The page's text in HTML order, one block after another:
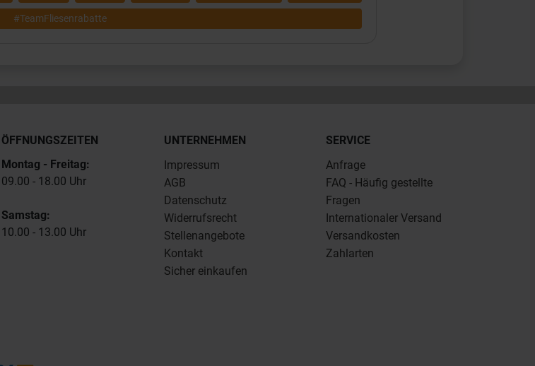
#TeamFliesenrabatte
ÖFFNUNGSZEITEN
Montag - Freitag:
09.00 - 18.00 Uhr
Samstag:
10.00 - 13.00 Uhr
UNTERNEHMEN
Impressum
AGB
Datenschutz
Widerrufsrecht
Stellenangebote
Kontakt
Sicher einkaufen
SERVICE
Anfrage
FAQ - Häufig gestellte
Fragen
Internationaler Versand
Versandkosten
Zahlarten